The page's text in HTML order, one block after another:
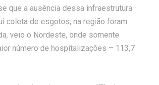
que a ausência dessa infraestrutura
coleta de esgotos; na região foram
veio o Nordeste, onde somente
número de hospitalizações – 113,7